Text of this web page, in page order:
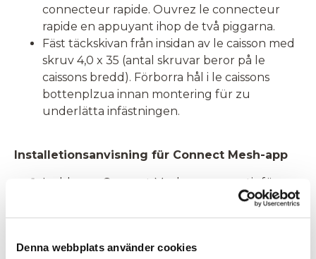
Denna webbplats använder cookies
connecteur rapide. Ouvrez le connecteur
rapide en appuyant ihop de två piggarna.
Fäst täckskivan från insidan av le caisson med
skruv 4,0 x 35 (antal skruvar beror på le
caissons bredd). Förborra hål i le caissons
bottenplzua innan montering für zu
underlätta infästningen.
Installetionsanvisning für Connect Mesh-app
Ladda ner Connect Mesh-appen gratis für
Ge appen behörighet zu hitta Bluetooth-
Tryck på “Skapa/importera Mesh-nätverk”.